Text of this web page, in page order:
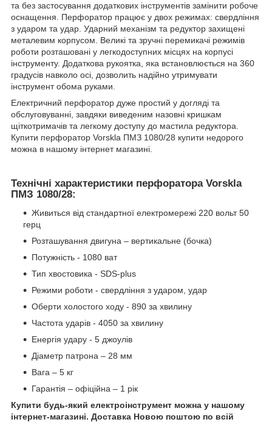
та без застосування додаткових інструментів замінити робоче
оснащення. Перфоратор працює у двох режимах: свердління
з ударом та удар. Ударний механізм та редуктор захищені
металевим корпусом. Великі та зручні перемикачі режимів
роботи розташовані у легкодоступних місцях на корпусі
інструменту. Додаткова рукоятка, яка встановлюється на 360
градусів навколо осі, дозволить надійно утримувати
інструмент обома руками.
Електричний перфоратор дуже простий у догляді та
обслуговуванні, завдяки виведеним назовні кришкам
щіткотримачів та легкому доступу до мастила редуктора.
Купити перфоратор Vorskla ПМЗ 1080/28 купити недорого
можна в нашому інтернет магазині.
Технічні характеристики перфоратора Vorskla
ПМЗ 1080/28:
Живиться від стандартної електромережі 220 вольт 50
герц
Розташування двигуна – вертикальне (бочка)
Потужність - 1080 ват
Тип хвостовика - SDS-plus
Режими роботи - свердління з ударом, удар
Оберти холостого ходу - 890 за хвилину
Частота ударів - 4050 за хвилину
Енергія удару - 5 джоулів
Діаметр патрона – 28 мм
Вага – 5 кг
Гарантія – офіційна – 1 рік
Купити будь-який електроінструмент можна у нашому
інтернет-магазині. Доставка Новою поштою по всій